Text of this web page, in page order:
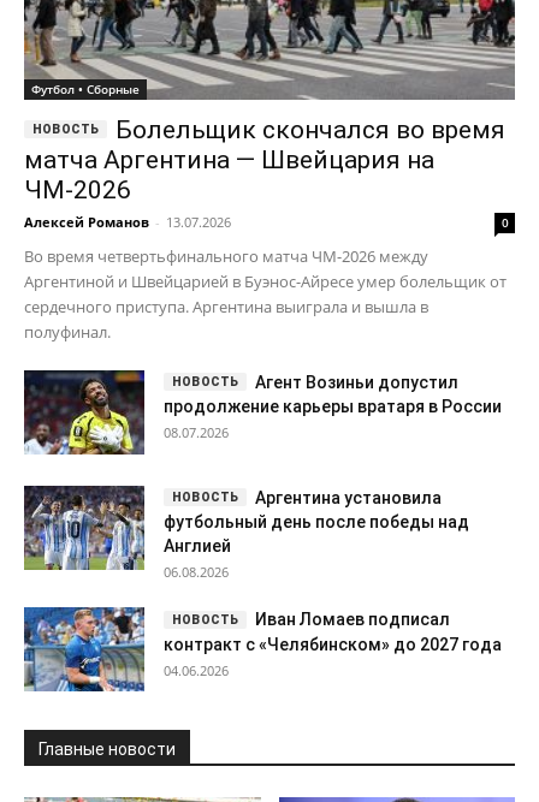
Футбол • Сборные
Болельщик скончался во время
матча Аргентина — Швейцария на
ЧМ-2026
Алексей Романов - 13.07.2026 0
Во время четвертьфинального матча ЧМ-2026 между
Аргентиной и Швейцарией в Буэнос-Айресе умер болельщик от
сердечного приступа. Аргентина выиграла и вышла в
полуфинал.
Агент Возиньи допустил
продолжение карьеры вратаря в России
08.07.2026
Аргентина установила
футбольный день после победы над
Англией
06.08.2026
Иван Ломаев подписал
контракт с «Челябинском» до 2027 года
04.06.2026
Главные новости